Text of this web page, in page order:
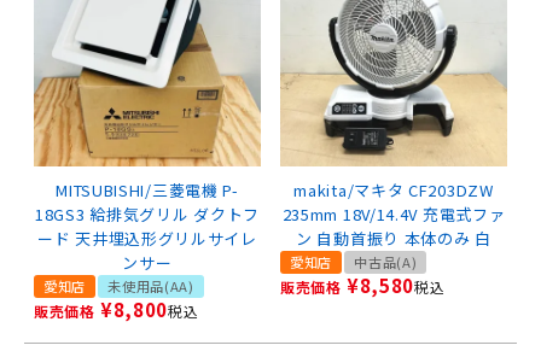
MITSUBISHI/三菱電機 P-
18GS3 給排気グリル ダクトフ
ード 天井埋込形グリルサイレ
ンサー
愛知店 未使用品(AA)
販売価格 ¥8,800税込
makita/マキタ CF203DZW
235mm 18V/14.4V 充電式ファ
ン 自動首振り 本体のみ 白
愛知店 中古品(A)
販売価格 ¥8,580税込